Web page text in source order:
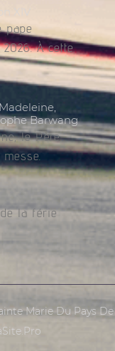
XIV
pape
À cette
Barwang
le Père
la férie
Marie Du Pays De